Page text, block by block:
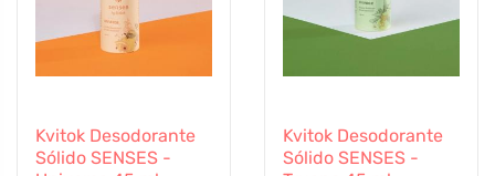
Kvitok Desodorante
Sólido SENSES -
Kvitok Desodorante
Sólido SENSES -